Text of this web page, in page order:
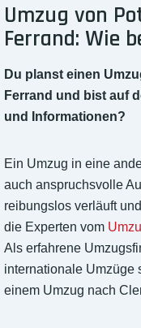
Umzug von
Ferrand: Wie
Du planst einen
Ferrand und bist auf
und Informationen?
Ein Umzug in eine
auch anspruchsvolle
reibungslos verläuft
die Experten vom
Als erfahrene
internationale Umzüge
einem Umzug nach